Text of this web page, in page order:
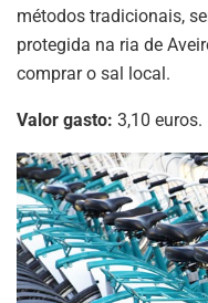
métodos tradicionais,
protegida na ria de
comprar o sal local.
Valor gasto: 3,10 euros.